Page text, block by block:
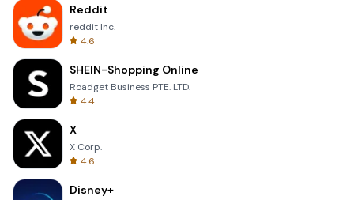
Reddit
reddit Inc.
4.6
SHEIN-Shopping Online
Roadget Business PTE. LTD.
4.4
X
X Corp.
4.6
Disney+